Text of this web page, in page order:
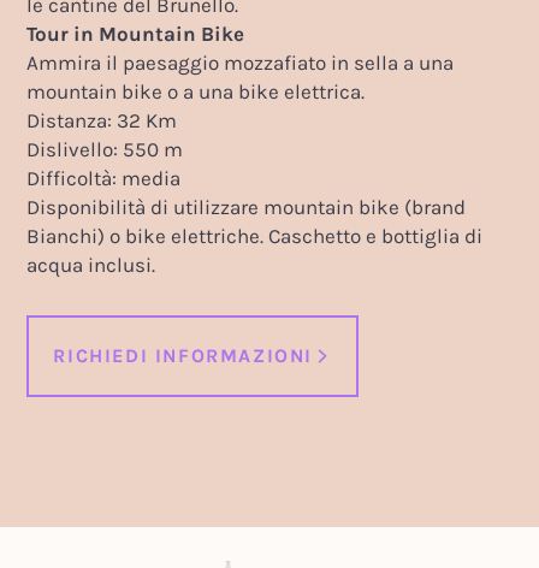
Tour in Mountain Bike
Ammira il paesaggio mozzafiato in sella a una
mountain bike o a una bike elettrica.
Distanza: 32 Km
Dislivello: 550 m
Difficoltà: media
Disponibilità di utilizzare mountain bike (brand
Bianchi) o bike elettriche. Caschetto e bottiglia di
acqua inclusi.
RICHIEDI INFORMAZIONI